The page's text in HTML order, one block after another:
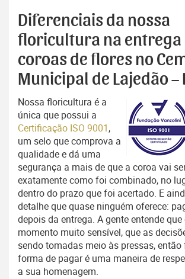
Diferenciais da nossa
floricultura na entrega
coroas de flores no
Municipal de Lajedão –
Nossa floricultura é a
única que possui a
Certificação ISO 9001,
um selo que comprova a
qualidade e dá uma
segurança a mais de que a coroa vai
exatamente como foi combinado, no
dentro do prazo que foi acertado. E
detalhe que quase ninguém oferece:
depois da entrega. A gente entende que
momento muito sensível, que as
sendo tomadas meio às pressas,
forma de pagar é uma maneira de
a sua homenagem.